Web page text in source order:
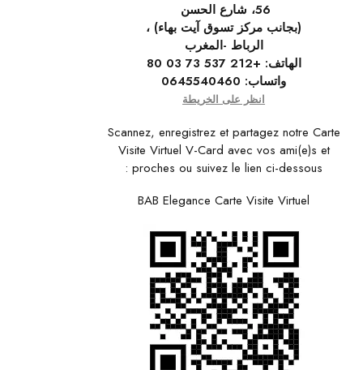
56، شارع الحسن
(بجانب مركز تسوق آيت بهاء) ،
الرباط -المغرب
الهاتف: +212 537 73 03 80
واتساب: 0645540460
انظر على الخريطة
Scannez, enregistrez et partagez notre Carte
Visite Virtuel V-Card avec vos ami(e)s et
proches ou suivez le lien ci-dessous :
BAB Elegance Carte Visite Virtuel